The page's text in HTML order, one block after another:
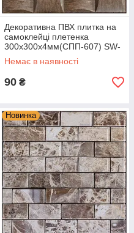
Декоративна ПВХ плитка на
самоклейці плетенка
300х300х4мм(СПП-607) SW-
00001134 вологостійка
Немає в наявності
90 ₴
Новинка